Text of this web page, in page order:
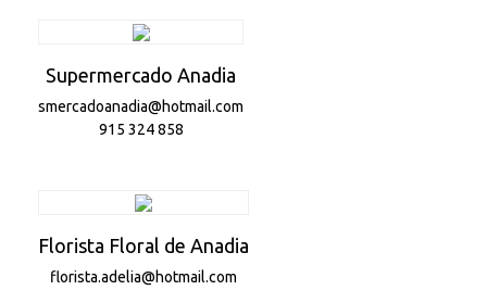
Supermercado Anadia
smercadoanadia@hotmail.com
915 324 858
Florista Floral de Anadia
florista.adelia@hotmail.com